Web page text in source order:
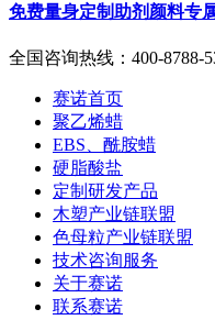
免费量身定制助剂颜料专
全国咨询热线： 400-8788-
赛诺首页
聚乙烯蜡
EBS、酰胺蜡
硬脂酸盐
定制研发产品
木塑产业链联盟
色母粒产业链联盟
技术咨询服务
关于赛诺
联系赛诺